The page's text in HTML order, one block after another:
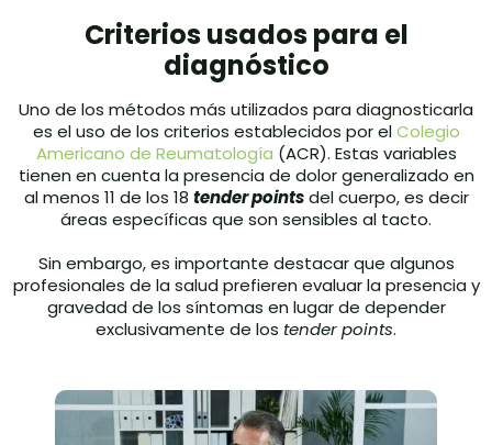
Criterios usados para el
diagnóstico
Uno de los métodos más utilizados para diagnosticarla
es el uso de los criterios establecidos por elColegio
Americano de Reumatología (ACR). Estas variables
tienen en cuenta la presencia de dolor generalizado en
al menos 11 de los 18 tender pointsdel cuerpo, es decir
áreas específicas que son sensibles al tacto.
Sin embargo, es importante destacar que algunos
profesionales de la salud prefieren evaluar la presencia y
gravedad de los síntomas en lugar de depender
exclusivamente de los tender points.